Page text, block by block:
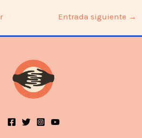
Entrada siguiente →